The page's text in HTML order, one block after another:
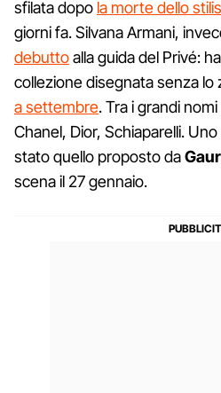
sfilata dopo la morte dello
giorni fa. Silvana Armani,
debuttoalla guida del Privé:
collezione disegnata senza lo
a settembre. Tra i grandi
Chanel, Dior, Schiaparelli.
stato quello proposto da
scena il 27 gennaio.